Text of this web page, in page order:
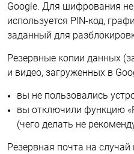
Google. Для шифрования
используется PIN-код,
заданный для
Резервные копии данных
и видео, загруженных в
вы не пользовались
вы отключили функцию
(чего делать не
Резервная почта на